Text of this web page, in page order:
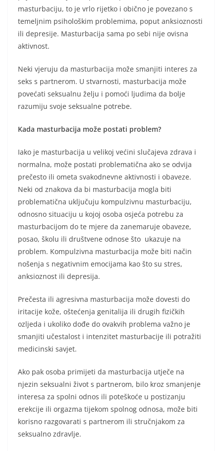
masturbaciju, to je vrlo rijetko i obično je povezano s
temeljnim psihološkim problemima, poput anksioznosti
ili depresije. Masturbacija sama po sebi nije ovisna
aktivnost.
Neki vjeruju da masturbacija može smanjiti interes za
seks s partnerom. U stvarnosti, masturbacija može
povećati seksualnu želju i pomoći ljudima da bolje
razumiju svoje seksualne potrebe.
Kada masturbacija može postati problem?
Iako je masturbacija u velikoj većini slučajeva zdrava i
normalna, može postati problematična ako se odvija
prečesto ili ometa svakodnevne aktivnosti i obaveze.
Neki od znakova da bi masturbacija mogla biti
problematična uključuju kompulzivnu masturbaciju,
odnosno situaciju u kojoj osoba osjeća potrebu za
masturbacijom do te mjere da zanemaruje obaveze,
posao, školu ili društvene odnose što ukazuje na
problem. Kompulzivna masturbacija može biti način
nošenja s negativnim emocijama kao što su stres,
anksioznost ili depresija.
Prečesta ili agresivna masturbacija može dovesti do
iritacije kože, oštećenja genitalija ili drugih fizičkih
ozljeda i ukoliko dođe do ovakvih problema važno je
smanjiti učestalost i intenzitet masturbacije ili potražiti
medicinski savjet.
Ako pak osoba primijeti da masturbacija utječe na
njezin seksualni život s partnerom, bilo kroz smanjenje
interesa za spolni odnos ili poteškoće u postizanju
erekcije ili orgazma tijekom spolnog odnosa, može biti
korisno razgovarati s partnerom ili stručnjakom za
seksualno zdravlje.